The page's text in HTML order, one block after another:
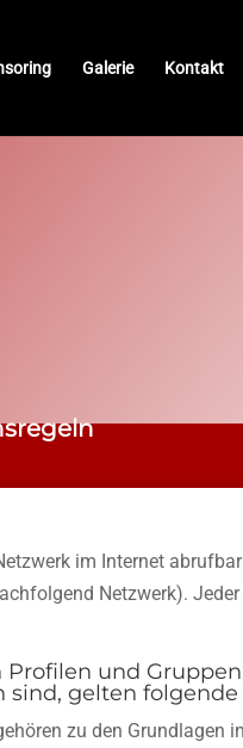
Galerie Kontakt
im Internet
Netzwerk).
und
gelten
zu den Grundlagen